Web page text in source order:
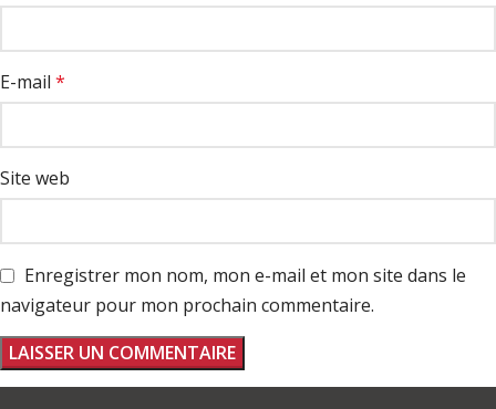
E-mail *
Site web
Enregistrer mon nom, mon e-mail et mon site dans le
navigateur pour mon prochain commentaire.